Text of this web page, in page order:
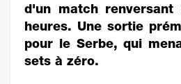
d'un match
heures. Une sortie
pour le Serbe, qui
sets à zéro.